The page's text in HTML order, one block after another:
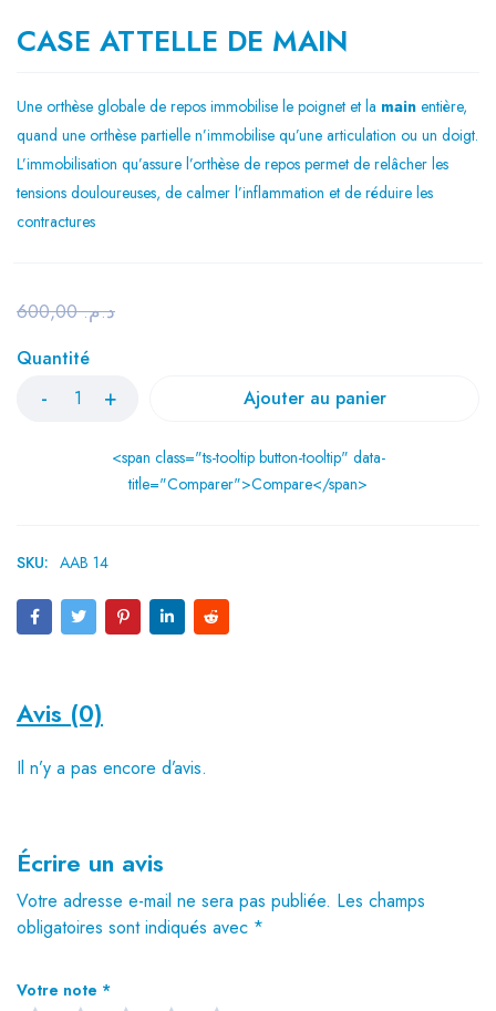
CASE ATTELLE DE MAIN
Une orthèse globale de repos immobilise le poignet et la main entière,
quand une orthèse partielle n’immobilise qu’une articulation ou un doigt.
L’immobilisation qu’assure l’orthèse de repos permet de relâcher les
tensions douloureuses, de calmer l’inflammation et de réduire les
contractures
د.م.600,00
Quantité
Ajouter au panier
<span class="ts-tooltip button-tooltip" data-
title="Comparer">Compare</span>
SKU: AAB 14
Avis (0)
Il n’y a pas encore d’avis.
Écrire un avis
Votre adresse e-mail ne sera pas publiée. Les champs
obligatoires sont indiqués avec *
Votre note *